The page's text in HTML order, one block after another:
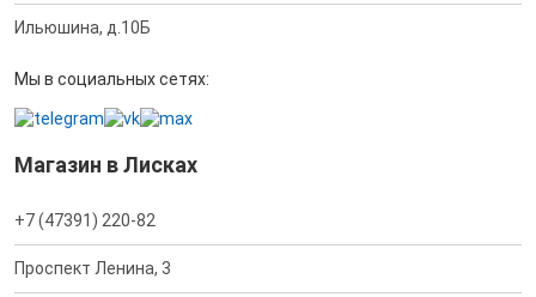
Ильюшина, д.10Б
Мы в социальных сетях:
Магазин в Лисках
+7 (47391) 220-82
Проспект Ленина, 3